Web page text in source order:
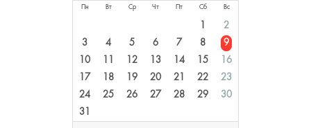
Пн Вт Ср Чт Пт Сб Вс
1
2
3
4 5 6 7 8
9
10
11 12 13 14 15
16
17
18 19 20 21 22
23
24
25 26 27 28 29
30
31